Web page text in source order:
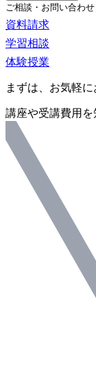
ご相談・お問い合わせ
資料請求
学習相談
体験授業
まずは、お気軽
講座や受講費用を